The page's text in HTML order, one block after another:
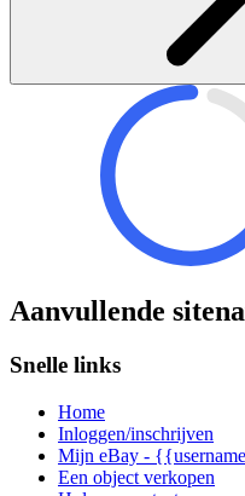
Aanvullende
Snelle links
Home
Inloggen/inschrijven
Mijn eBay -
Een object verkopen